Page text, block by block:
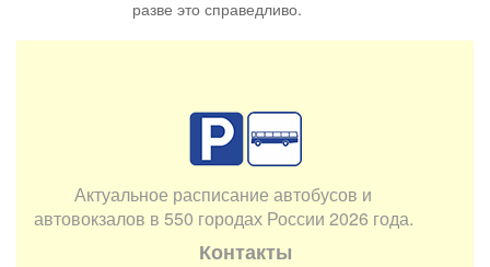
разве это справедливо.
Актуальное расписание автобусов и
автовокзалов в 550 городах России 2026 года.
Контакты